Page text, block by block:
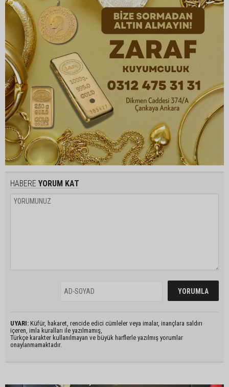
HABERE YORUM KAT
UYARI: Küfür, hakaret, rencide edici cümleler veya imalar, inançlara saldırı
içeren, imla kuralları ile yazılmamış,
Türkçe karakter kullanılmayan ve büyük harflerle yazılmış yorumlar
onaylanmamaktadır.